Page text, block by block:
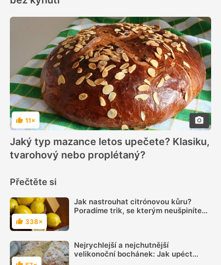
Hodnocení
11×
Jaký typ mazance letos upečete? Klasiku,
tvarohový nebo proplétaný?
Přečtěte si
Hodnocení
338×
Jak nastrouhat citrónovou kůru?
Poradíme trik, se kterým neušpiníte
Nejrychlejší a nejchutnější
velikonoční bochánek: Jak upéct